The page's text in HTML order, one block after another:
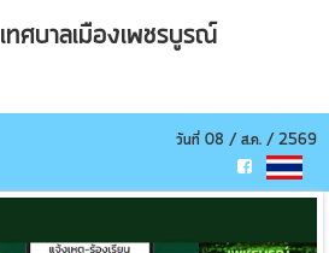
เทศบาลเมืองเพชรบูรณ์
วันที่ 08 / ส.ค. / 2569